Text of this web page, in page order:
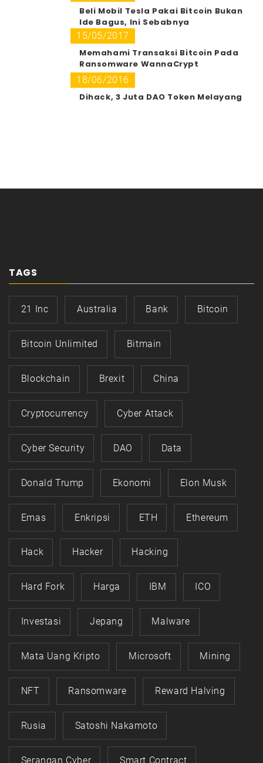
Beli Mobil Tesla Pakai Bitcoin Bukan
Ide Bagus, Ini Sebabnya
15/05/2017
Memahami Transaksi Bitcoin Pada
Ransomware WannaCrypt
18/06/2016
Dihack, 3 Juta DAO Token Melayang
TAGS
21 Inc Australia Bank Bitcoin
Bitcoin Unlimited Bitmain
Blockchain Brexit China
Cryptocurrency Cyber Attack
Cyber Security DAO Data
Donald Trump Ekonomi Elon Musk
Emas Enkripsi ETH Ethereum
Hack Hacker Hacking
Hard Fork Harga IBM ICO
Investasi Jepang Malware
Mata Uang Kripto Microsoft Mining
NFT Ransomware Reward Halving
Rusia Satoshi Nakamoto
Serangan Cyber Smart Contract